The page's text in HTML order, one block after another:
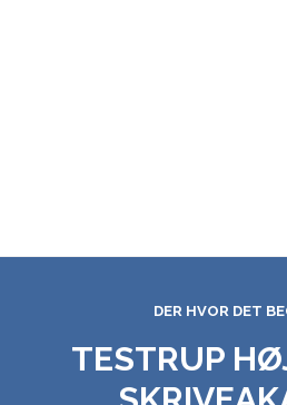
DER HVOR DET
TESTRUP